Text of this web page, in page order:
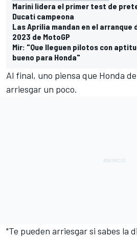
Marini lidera el primer test de
Ducati campeona
Las Aprilia mandan en el
2023 de MotoGP
Mir: "Que lleguen pilotos con
bueno para Honda"
Al final, uno piensa que Honda
arriesgar un poco.
"Te pueden arriesgar si sabes la